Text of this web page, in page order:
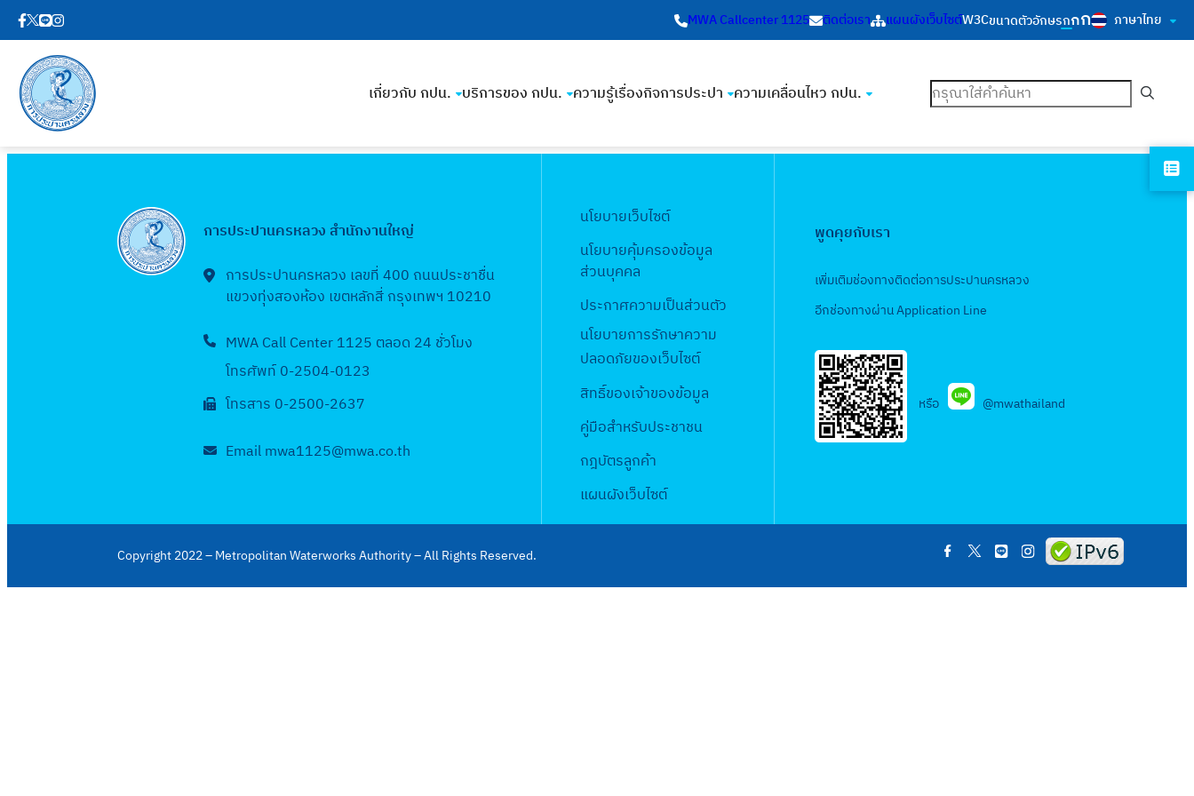
MWA Callcenter 1125 ติดต่อเรา แผนผังเว็บไซต์W3Cขนาดตัวอักษรกกก ภาษาไทย
เกี่ยวกับ กปน. บริการของ กปน. ความรู้เรื่องกิจการประปา ความเคลื่อนไหว กปน. ค้นหา
การประปานครหลวง สำนักงานใหญ่
การประปานครหลวง เลขที่ 400 ถนนประชาชื่น
แขวงทุ่งสองห้อง เขตหลักสี่ กรุงเทพฯ 10210
MWA Call Center 1125 ตลอด 24 ชั่วโมง
โทรศัพท์ 0-2504-0123
โทรสาร 0-2500-2637
Email mwa1125@mwa.co.th
นโยบายเว็บไซต์
นโยบายคุ้มครองข้อมูล
ส่วนบุคคล
ประกาศความเป็นส่วนตัว
นโยบายการรักษาความ
ปลอดภัยของเว็บไซต์
สิทธิ์ของเจ้าของข้อมูล
คู่มือสำหรับประชาชน
กฎบัตรลูกค้า
แผนผังเว็บไซต์
พูดคุยกับเรา
เพิ่มเติมช่องทางติดต่อการประปานครหลวง
อีกช่องทางผ่าน Application Line
หรือ @mwathailand
Copyright 2022 – Metropolitan Waterworks Authority – All Rights Reserved. . . . .